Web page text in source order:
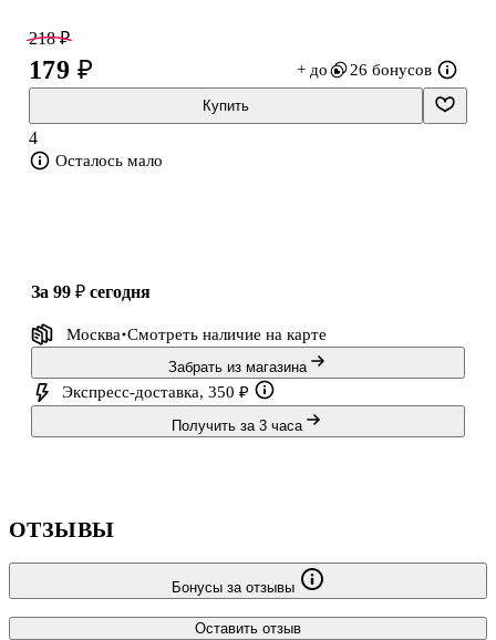
женщину, которую всегда хотел?
218 ₽
179 ₽ + до 26 бонусов
Купить
4
Осталось мало
за 99 ₽ сегодня
Москва Смотреть наличие на карте
Забрать из магазина
Экспресс-доставка, 350 ₽
Получить за 3 часа
ОТЗЫВЫ
Бонусы за отзывы
Оставить отзыв